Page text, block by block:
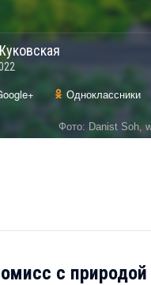
Одноклассники
Фото: Danist Soh,
с природой